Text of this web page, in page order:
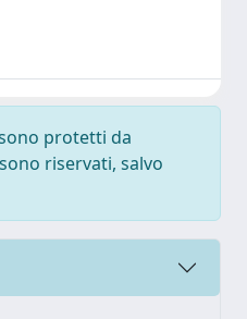
protetti da
riservati, salvo